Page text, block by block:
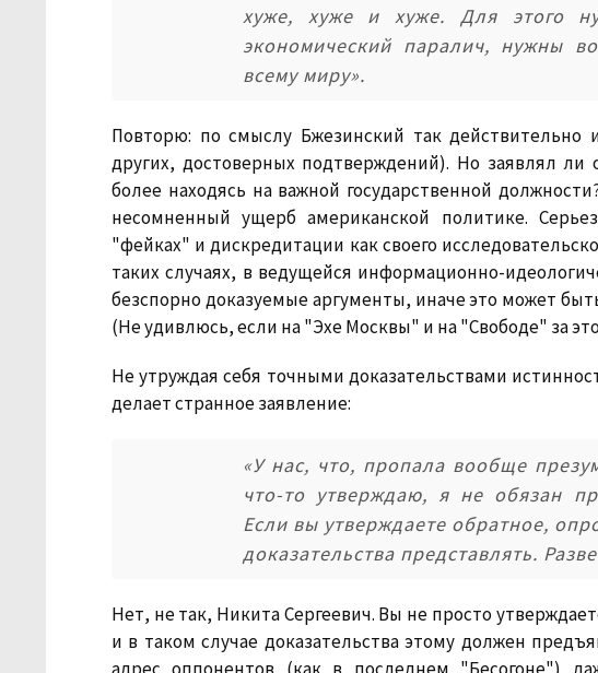
хуже, хуже и хуже. Для этого
экономический паралич, нужны
всему миру».
Повторю: по смыслу Бжезинский так действительно
других, достоверных подтверждений). Но заявлял
более находясь на важной государственной
несомненный ущерб американской политике.
"фейках" и дискредитации как своего
таких случаях, в ведущейся информационно-
безспорно доказуемые аргументы, иначе это может
(Не удивлюсь, если на "Эхе Москвы" и на "Свободе" за
Не утруждая себя точными доказательствами
делает странное заявление:
«У нас, что, пропала вообще
что-то утверждаю, я не обязан
Если вы утверждаете обратное,
доказательства представлять.
Нет, не так, Никита Сергеевич. Вы не просто
и в таком случае доказательства этому должен